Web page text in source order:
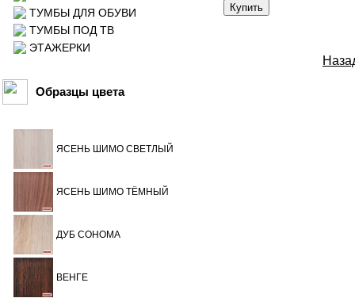
ТУМБЫ ДЛЯ ОБУВИ
ТУМБЫ ПОД ТВ
ЭТАЖЕРКИ
Образцы цвета
ЯСЕНЬ ШИМО СВЕТЛЫЙ
ЯСЕНЬ ШИМО ТЁМНЫЙ
ДУБ СОНОМА
ВЕНГЕ
Купить